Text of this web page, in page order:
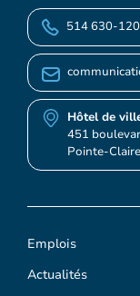
Emplois
Actualités
514 630-
Hôtel de
451
Pointe-